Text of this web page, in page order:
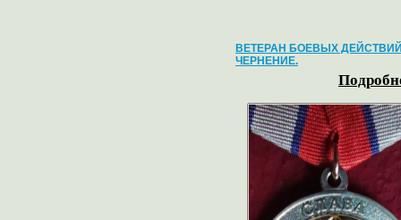
ВЕТЕРАН БОЕВЫХ
ЧЕРНЕНИЕ.